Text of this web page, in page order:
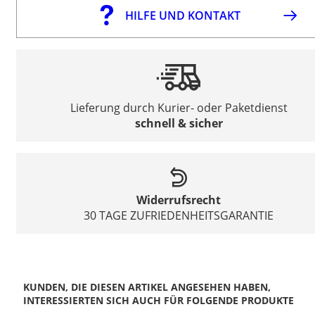
HILFE UND KONTAKT
Lieferung durch Kurier- oder Paketdienst
schnell & sicher
Widerrufsrecht
30 TAGE ZUFRIEDENHEITSGARANTIE
KUNDEN, DIE DIESEN ARTIKEL ANGESEHEN HABEN,
INTERESSIERTEN SICH AUCH FÜR FOLGENDE PRODUKTE